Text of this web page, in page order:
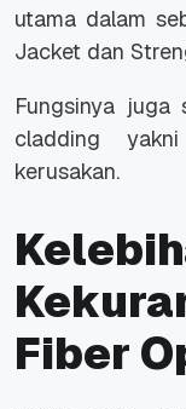
utama dalam
Jacket dan
Fungsinya juga
cladding
kerusakan.
Fiber